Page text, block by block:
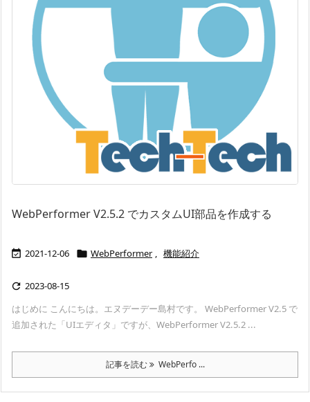
WebPerformer V2.5.2 でカスタムUI部品を作成する
 2021-12-06  WebPerformer , 機能紹介
 2023-08-15
はじめに こんにちは。エヌデーデー島村です。 WebPerformer V2.5 で
追加された「UIエディタ」ですが、WebPerformer V2.5.2 ...
記事を読む WebPerfo ...